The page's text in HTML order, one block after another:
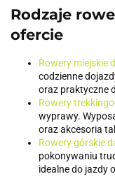
Rodzaje
ofercie
Rowery miejskie
codzienne
oraz praktyczne
Rowery
wyprawy.
oraz akcesoria
Rowery górskie
pokonywaniu
idealne do jazdy